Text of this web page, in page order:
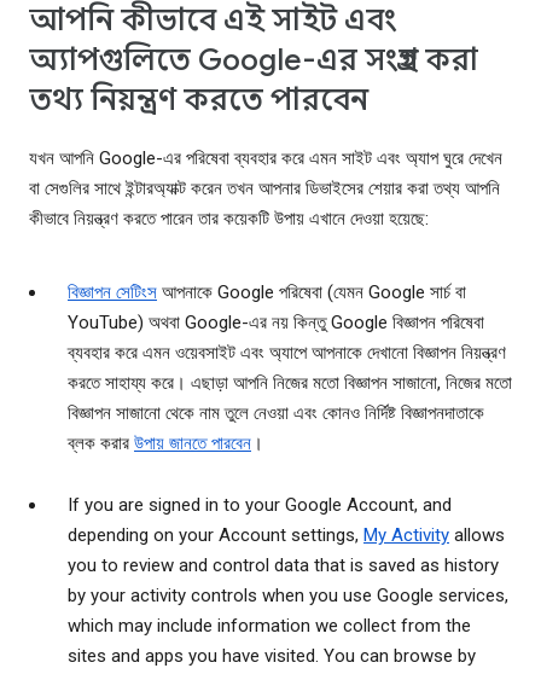
আপনি কীভাবে এই সাইট এবং
অ্যাপগুলিতে Google-এর সংগ্রহ করা
তথ্য নিয়ন্ত্রণ করতে পারবেন
যখন আপনি Google-এর পরিষেবা ব্যবহার করে এমন সাইট এবং অ্যাপ ঘুরে দেখেন
বা সেগুলির সাথে ইন্টারঅ্যাক্ট করেন তখন আপনার ডিভাইসের শেয়ার করা তথ্য আপনি
কীভাবে নিয়ন্ত্রণ করতে পারেন তার কয়েকটি উপায় এখানে দেওয়া হয়েছে:
বিজ্ঞাপন সেটিংস আপনাকে Google পরিষেবা (যেমন Google সার্চ বা
YouTube) অথবা Google-এর নয় কিন্তু Google বিজ্ঞাপন পরিষেবা
ব্যবহার করে এমন ওয়েবসাইট এবং অ্যাপে আপনাকে দেখানো বিজ্ঞাপন নিয়ন্ত্রণ
করতে সাহায্য করে। এছাড়া আপনি নিজের মতো বিজ্ঞাপন সাজানো, নিজের মতো
বিজ্ঞাপন সাজানো থেকে নাম তুলে নেওয়া এবং কোনও নির্দিষ্ট বিজ্ঞাপনদাতাকে
ব্লক করার উপায় জানতে পারবেন ।
If you are signed in to your Google Account, and
depending on your Account settings, My Activity allows
you to review and control data that is saved as history
by your activity controls when you use Google services,
which may include information we collect from the
sites and apps you have visited. You can browse by